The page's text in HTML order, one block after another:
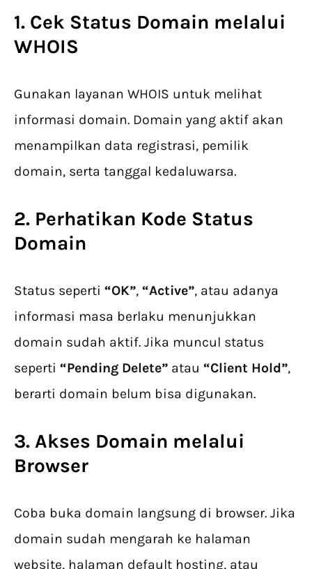
1. Cek Status Domain melalui
WHOIS
Gunakan layanan WHOIS untuk melihat
informasi domain. Domain yang aktif akan
menampilkan data registrasi, pemilik
domain, serta tanggal kedaluwarsa.
2. Perhatikan Kode Status
Domain
Status seperti “OK”, “Active”, atau adanya
informasi masa berlaku menunjukkan
domain sudah aktif. Jika muncul status
seperti “Pending Delete” atau “Client Hold”,
berarti domain belum bisa digunakan.
3. Akses Domain melalui
Browser
Coba buka domain langsung di browser. Jika
domain sudah mengarah ke halaman
website, halaman default hosting, atau